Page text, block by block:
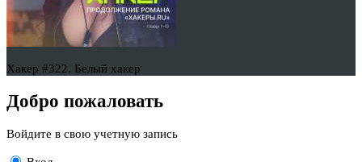
Хакер #322. Белый хакер
Добро пожаловать
Войдите в свою учетную запись